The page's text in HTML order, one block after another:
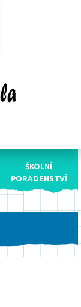
ŠKOLNÍ
PORADENSTVÍ